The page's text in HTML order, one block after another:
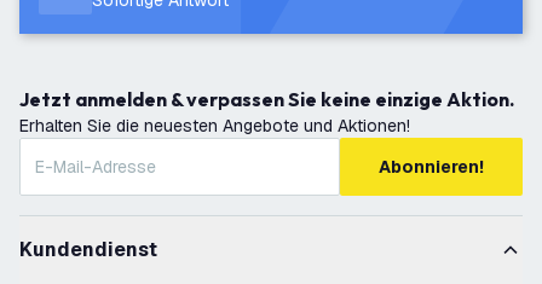
Jetzt anmelden & verpassen Sie keine einzige Aktion.
Erhalten Sie die neuesten Angebote und Aktionen!
Abonnieren!
Kundendienst